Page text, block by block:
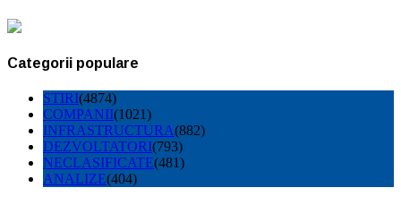
Categorii populare
STIRI(4874)
COMPANII(1021)
INFRASTRUCTURA(882)
DEZVOLTATORI(793)
NECLASIFICATE(481)
ANALIZE(404)